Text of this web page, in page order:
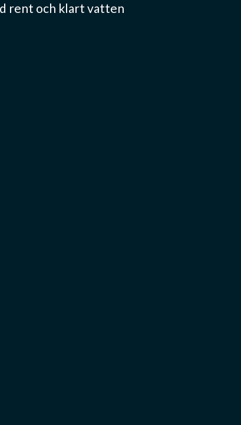
rent och klart vatten